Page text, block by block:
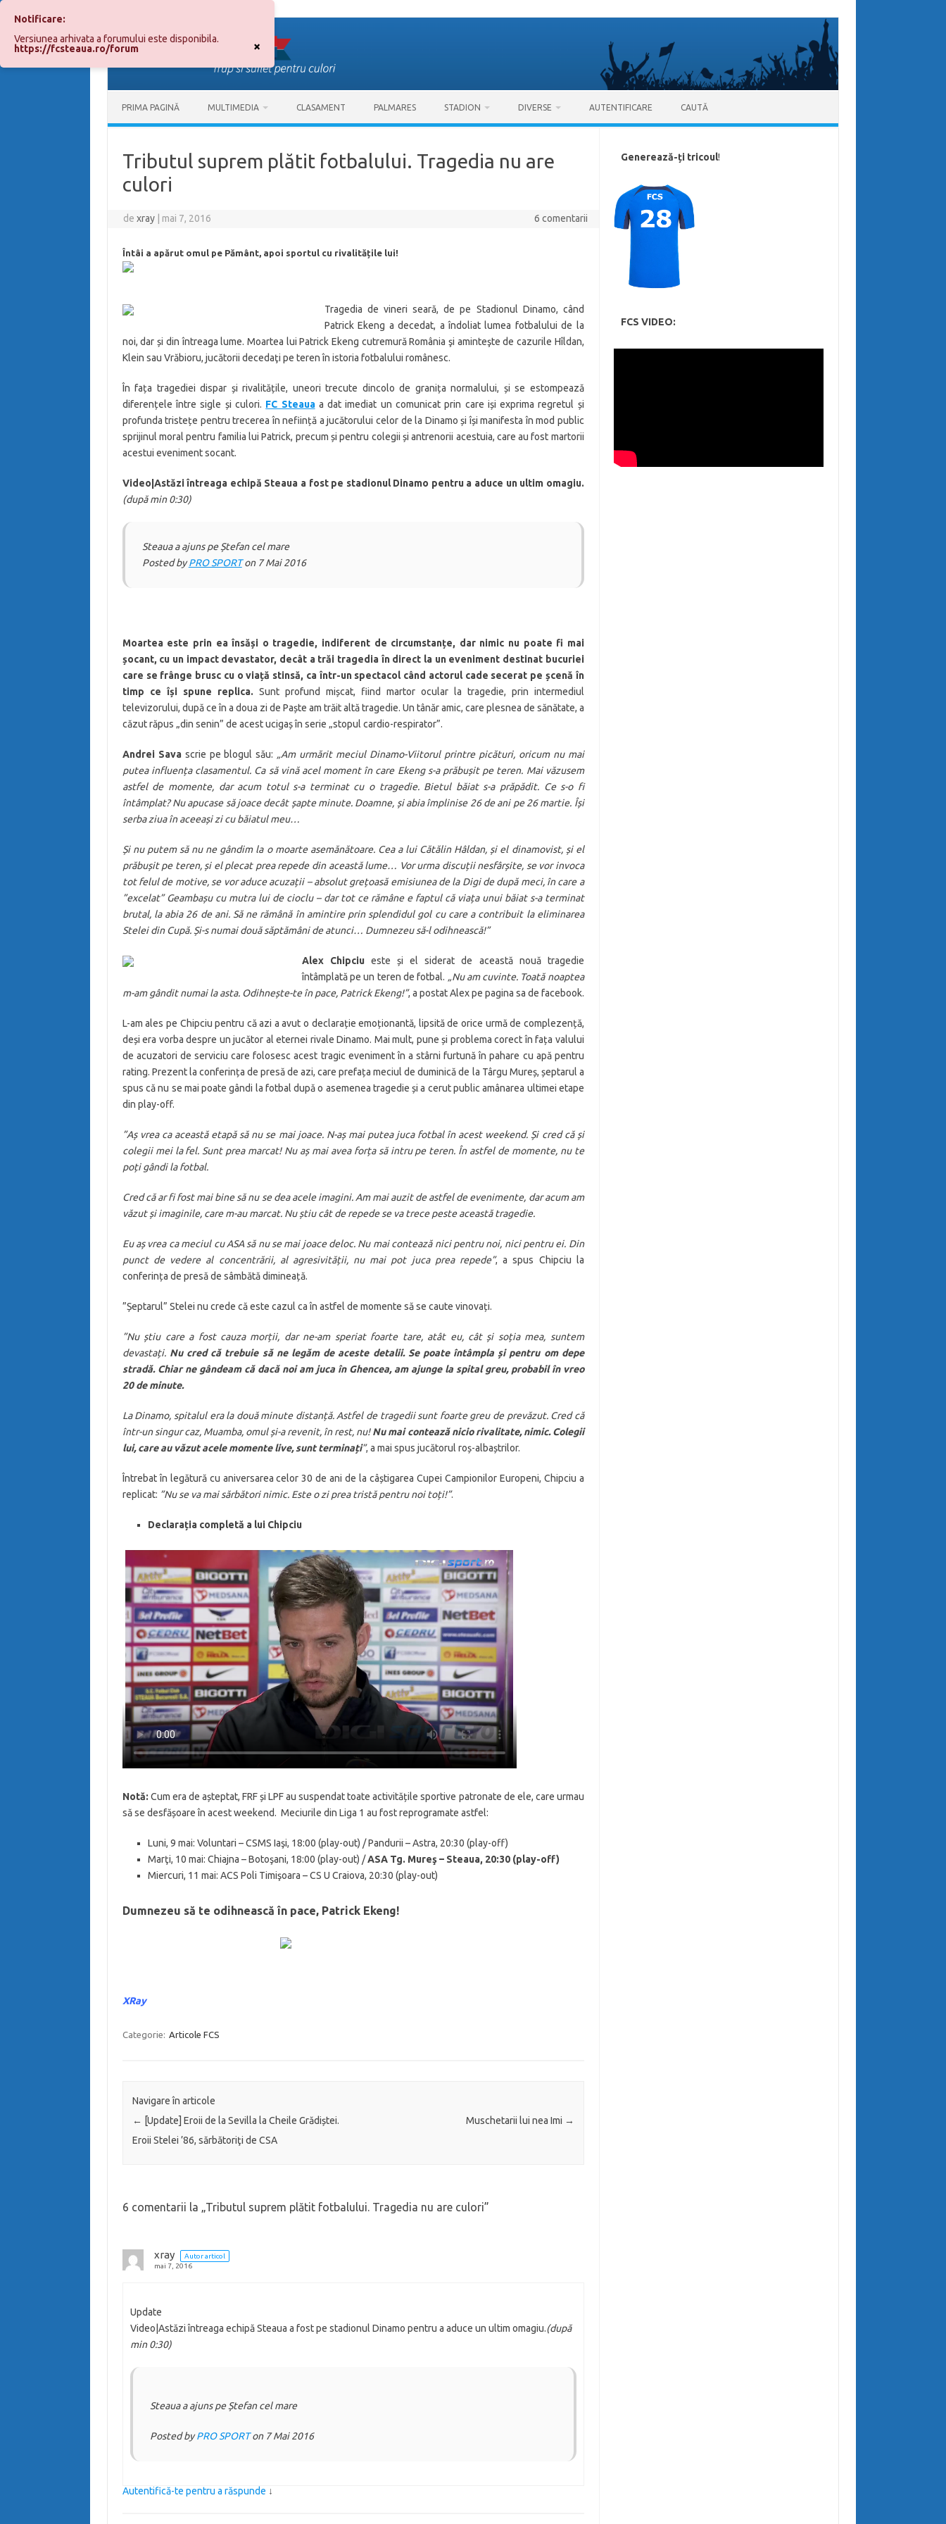
conținut
PRIMA PAGINĂ MULTIMEDIA CLASAMENT PALMARES STADION DIVERSE AUTENTIFICARE CAUTĂ
Tributul suprem plătit fotbalului. Tragedia nu are
culori
dexray mai 7, 2016 6 comentarii
Întâi a apărut omul pe Pământ, apoi sportul cu rivalitățile lui!
Tragedia de vineri seară, de pe Stadionul Dinamo, când
Patrick Ekeng a decedat, a îndoliat lumea fotbalului de la
noi, dar și din întreaga lume. Moartea lui Patrick Ekeng cutremură România şi aminteşte de cazurile Hîldan,
Klein sau Vrăbioru, jucătorii decedaţi pe teren în istoria fotbalului românesc.
În fața tragediei dispar și rivalitățile, uneori trecute dincolo de granița normalului, și se estompează
diferențele între sigle și culori. FC Steauaa dat imediat un comunicat prin care iși exprima regretul și
profunda tristețe pentru trecerea în neființă a jucătorului celor de la Dinamo și își manifesta în mod public
sprijinul moral pentru familia lui Patrick, precum și pentru colegii și antrenorii acestuia, care au fost martorii
acestui eveniment socant.
Video|Astăzi întreaga echipă Steaua a fost pe stadionul Dinamo pentru a aduce un ultim omagiu.
(după min 0:30)
Steaua a ajuns pe Ștefan cel mare
Posted byPRO SPORTon 7 Mai 2016
Moartea este prin ea însăși o tragedie, indiferent de circumstanțe, dar nimic nu poate fi mai
șocant, cu un impact devastator, decât a trăi tragedia în direct la un eveniment destinat bucuriei
care se frânge brusc cu o viață stinsă, ca într-un spectacol când actorul cade secerat pe șcenă în
timp ce își spune replica. Sunt profund mișcat, fiind martor ocular la tragedie, prin intermediul
televizorului, după ce în a doua zi de Paște am trăit altă tragedie. Un tânăr amic, care plesnea de sănătate, a
căzut răpus „din senin” de acest ucigaș în serie „stopul cardio-respirator”.
Andrei Savascrie pe blogul său: „Am urmărit meciul Dinamo-Viitorul printre picături, oricum nu mai
putea influența clasamentul. Ca să vină acel moment în care Ekeng s-a prăbușit pe teren. Mai văzusem
astfel de momente, dar acum totul s-a terminat cu o tragedie. Bietul băiat s-a prăpădit. Ce s-o fi
întâmplat? Nu apucase să joace decât șapte minute. Doamne, și abia împlinise 26 de ani pe 26 martie. Își
serba ziua în aceeași zi cu băiatul meu…
Și nu putem să nu ne gândim la o moarte asemănătoare. Cea a lui Cătălin Hâldan, și el dinamovist, și el
prăbușit pe teren, și el plecat prea repede din această lume… Vor urma discuții nesfârșite, se vor invoca
tot felul de motive, se vor aduce acuzații – absolut grețoasă emisiunea de la Digi de după meci, în care a
”excelat” Geambașu cu mutra lui de cioclu – dar tot ce rămâne e faptul că viața unui băiat s-a terminat
brutal, la abia 26 de ani. Să ne rămână în amintire prin splendidul gol cu care a contribuit la eliminarea
Stelei din Cupă. Și-s numai două săptămâni de atunci… Dumnezeu să-l odihnească!”
Alex Chipciueste și el siderat de această nouă tragedie
întâmplată pe un teren de fotbal. „Nu am cuvinte. Toată noaptea
m-am gândit numai la asta. Odihnește-te în pace, Patrick Ekeng!”, a postat Alex pe pagina sa de facebook.
L-am ales pe Chipciu pentru că azi a avut o declarație emoționantă, lipsită de orice urmă de complezență,
deși era vorba despre un jucător al eternei rivale Dinamo. Mai mult, pune și problema corect în fața valului
de acuzatori de serviciu care folosesc acest tragic eveniment în a stârni furtună în pahare cu apă pentru
rating. Prezent la conferința de presă de azi, care prefața meciul de duminică de la Târgu Mureș, șeptarul a
spus că nu se mai poate gândi la fotbal după o asemenea tragedie și a cerut public amânarea ultimei etape
din play-off.
”Aș vrea ca această etapă să nu se mai joace. N-aș mai putea juca fotbal în acest weekend. Și cred că și
colegii mei la fel. Sunt prea marcat! Nu aș mai avea forța să intru pe teren. În astfel de momente, nu te
poți gândi la fotbal.
Cred că ar fi fost mai bine să nu se dea acele imagini. Am mai auzit de astfel de evenimente, dar acum am
văzut și imaginile, care m-au marcat. Nu știu cât de repede se va trece peste această tragedie.
Eu aș vrea ca meciul cu ASA să nu se mai joace deloc. Nu mai contează nici pentru noi, nici pentru ei. Din
punct de vedere al concentrării, al agresivității, nu mai pot juca prea repede”, a spus Chipciu la
conferința de presă de sâmbătă dimineață.
”Șeptarul” Stelei nu crede că este cazul ca în astfel de momente să se caute vinovați.
”Nu știu care a fost cauza morții, dar ne-am speriat foarte tare, atât eu, cât și soția mea, suntem
devastați. Nu cred că trebuie să ne legăm de aceste detalii. Se poate întâmpla și pentru om depe
stradă. Chiar ne gândeam că dacă noi am juca în Ghencea, am ajunge la spital greu, probabil în vreo
20 de minute.
La Dinamo, spitalul era la două minute distanță. Astfel de tragedii sunt foarte greu de prevăzut. Cred că
într-un singur caz, Muamba, omul și-a revenit, în rest, nu!Nu mai contează nicio rivalitate, nimic. Colegii
lui, care au văzut acele momente live, sunt terminați”, a mai spus jucătorul roș-albaștrilor.
Întrebat în legătură cu aniversarea celor 30 de ani de la câștigarea Cupei Campionilor Europeni, Chipciu a
replicat: ”Nu se va mai sărbători nimic. Este o zi prea tristă pentru noi toți!”.
Declarația completă a lui Chipciu
Notă: Cum era de așteptat, FRF și LPF au suspendat toate activitățile sportive patronate de ele, care urmau
să se desfășoare în acest weekend. Meciurile din Liga 1 au fost reprogramate astfel:
Luni, 9 mai: Voluntari – CSMS Iaşi, 18:00 (play-out) / Pandurii – Astra, 20:30 (play-off)
Marţi, 10 mai: Chiajna – Botoşani, 18:00 (play-out) /ASA Tg. Mureş – Steaua, 20:30 (play-off)
Miercuri, 11 mai: ACS Poli Timişoara – CS U Craiova, 20:30 (play-out)
Dumnezeu să te odihnească în pace, Patrick Ekeng!
XRay
Categorie: Articole FCS
Navigare în articole
← [Update] Eroii de la Sevilla la Cheile Grădiștei.
Eroii Stelei ’86, sărbătoriţi de CSA
Muschetarii lui nea Imi →
6 comentarii la „Tributul suprem plătit fotbalului. Tragedia nu are culori”
xray
Autor articol
mai 7, 2016
Update
Video|Astăzi întreaga echipă Steaua a fost pe stadionul Dinamo pentru a aduce un ultim omagiu.(după
min 0:30)
Steaua a ajuns pe Ștefan cel mare
Posted byPRO SPORTon 7 Mai 2016
Autentifică-te pentru a răspunde ↓
Generează-ți tricoul!
FCS VIDEO:
×
Notificare:
Versiunea arhivata a forumului este disponibila.
https://fcsteaua.ro/forum